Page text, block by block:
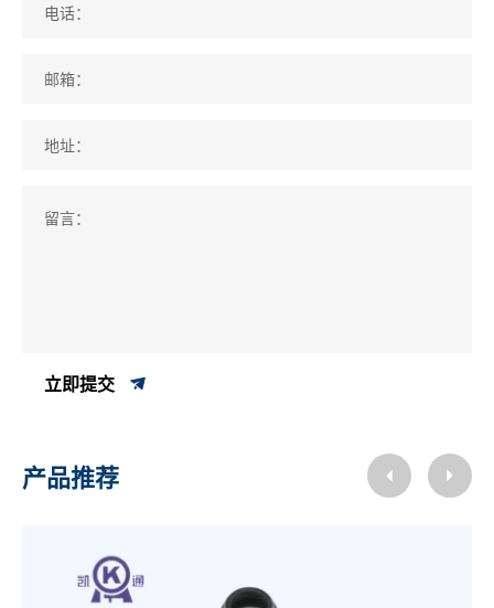
电话：
邮箱：
地址：
留言：
立即提交
产品推荐